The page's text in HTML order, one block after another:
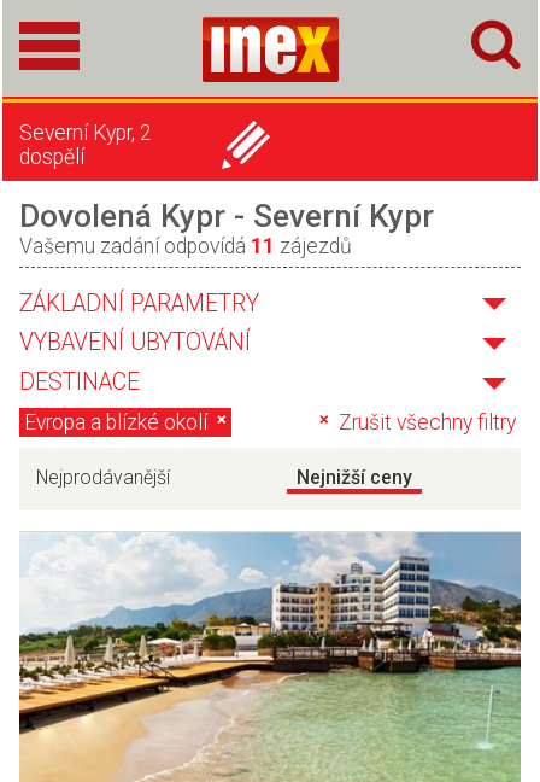
Severní Kypr, 2
dospělí
Dovolená Kypr - Severní Kypr
Vašemu zadání odpovídá 11 zájezdů
ZÁKLADNÍ PARAMETRY
VYBAVENÍ UBYTOVÁNÍ
DESTINACE
Zrušit všechny filtry
Evropa a blízké okolí
Nejprodávanější Nejnižší ceny